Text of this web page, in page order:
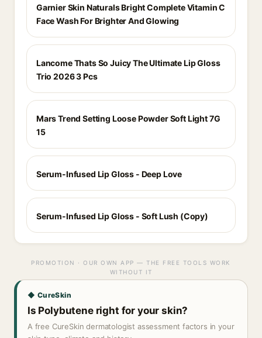
Garnier Skin Naturals Bright Complete Vitamin C
Face Wash For Brighter And Glowing
Lancome Thats So Juicy The Ultimate Lip Gloss
Trio 2026 3 Pcs
Mars Trend Setting Loose Powder Soft Light 7G
15
Serum-Infused Lip Gloss - Deep Love
Serum-Infused Lip Gloss - Soft Lush (Copy)
PROMOTION · OUR OWN APP — THE FREE TOOLS WORK
WITHOUT IT
◆ CureSkin
Is Polybutene right for your skin?
A free CureSkin dermatologist assessment factors in your